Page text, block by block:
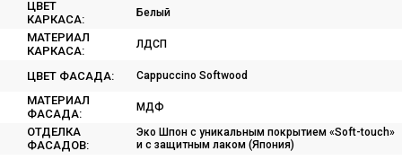
ЦВЕТ
КАРКАСА:
Белый
МАТЕРИАЛ
КАРКАСА:
ЛДСП
ЦВЕТ ФАСАДА: Cappuccino Softwood
МАТЕРИАЛ
ФАСАДА:
МДФ
ОТДЕЛКА
ФАСАДОВ:
Эко Шпон с уникальным покрытием «Soft-touch»
и с защитным лаком (Япония)